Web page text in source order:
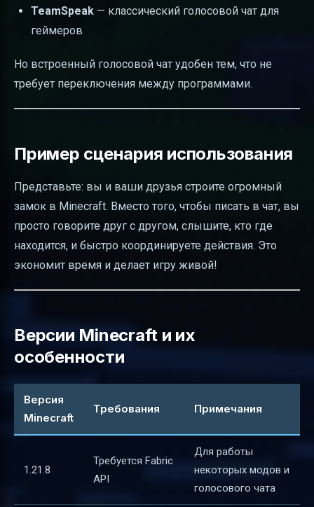
TeamSpeak — классический голосовой чат для
геймеров
Но встроенный голосовой чат удобен тем, что не
требует переключения между программами.
Пример сценария использования
Представьте: вы и ваши друзья строите огромный
замок в Minecraft. Вместо того, чтобы писать в чат, вы
просто говорите друг с другом, слышите, кто где
находится, и быстро координируете действия. Это
экономит время и делает игру живой!
Версии Minecraft и их
особенности
Версия
Minecraft
Требования Примечания
1.21.8
Требуется Fabric
API
Для работы
некоторых модов и
голосового чата